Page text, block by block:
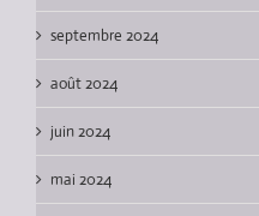
septembre 2024
août 2024
juin 2024
mai 2024